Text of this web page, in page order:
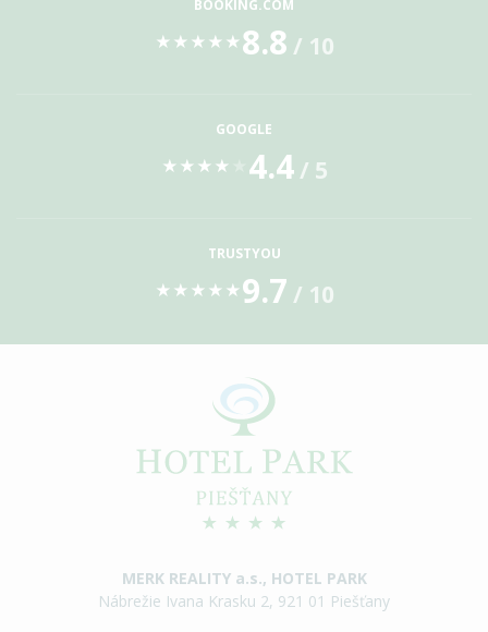
BOOKING.COM
★ ★ ★ ★ ★ 8.8 / 10
GOOGLE
★ ★ ★ ★ 4.4/ 5
TRUSTYOU
★ ★ ★ ★ ★ 9.7 / 10
MERK REALITY a.s., HOTEL PARK
Nábrežie Ivana Krasku 2, 921 01 Piešťany